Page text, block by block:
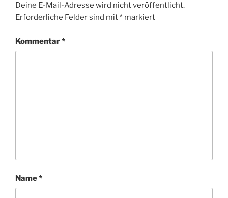
Deine E-Mail-Adresse wird nicht veröffentlicht.
Erforderliche Felder sind mit* markiert
Kommentar*
Name*